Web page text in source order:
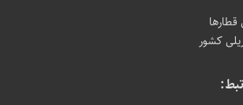
قطارها
کشور